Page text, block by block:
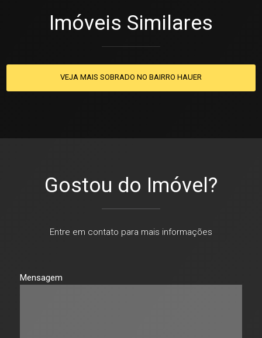
Imóveis Similares
VEJA MAIS SOBRADO NO BAIRRO HAUER
Gostou do Imóvel?
Entre em contato para mais informações
Mensagem